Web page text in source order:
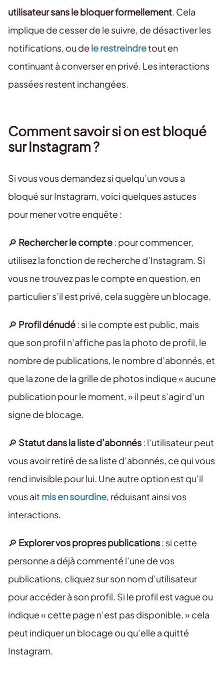
utilisateur sans le bloquer formellement. Cela
implique de cesser de le suivre, de désactiver les
notifications, ou de le restreindretout en
continuant à converser en privé. Les interactions
passées restent inchangées.
Comment savoir si on est bloqué
sur Instagram ?
Si vous vous demandez si quelqu’un vous a
bloqué sur Instagram, voici quelques astuces
pour mener votre enquête :
🔎 Rechercher le compte: pour commencer,
utilisez la fonction de recherche d’Instagram. Si
vous ne trouvez pas le compte en question, en
particulier s’il est privé, cela suggère un blocage.
🔎 Profil dénudé: si le compte est public, mais
que son profil n’affiche pas la photo de profil, le
nombre de publications, le nombre d’abonnés, et
que la zone de la grille de photos indique « aucune
publication pour le moment, » il peut s’agir d’un
signe de blocage.
🔎 Statut dans la liste d’abonnés: l’utilisateur peut
vous avoir retiré de sa liste d’abonnés, ce qui vous
rend invisible pour lui. Une autre option est qu’il
vous ait mis en sourdine, réduisant ainsi vos
interactions.
🔎 Explorer vos propres publications: si cette
personne a déjà commenté l’une de vos
publications, cliquez sur son nom d’utilisateur
pour accéder à son profil. Si le profil est vague ou
indique « cette page n’est pas disponible, » cela
peut indiquer un blocage ou qu’elle a quitté
Instagram.